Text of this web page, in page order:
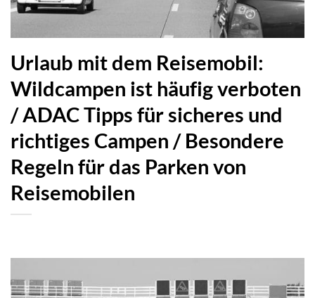
Urlaub mit dem Reisemobil:
Wildcampen ist häufig verboten
/ ADAC Tipps für sicheres und
richtiges Campen / Besondere
Regeln für das Parken von
Reisemobilen